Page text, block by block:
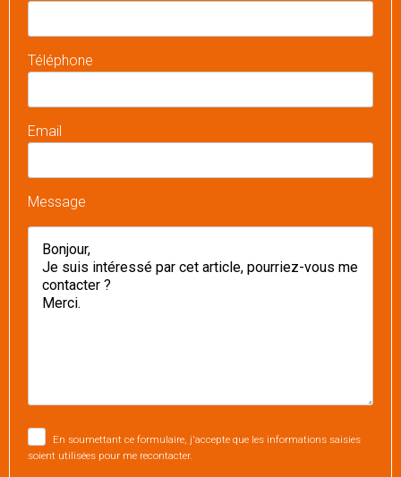
Téléphone
Email
Message
En soumettant ce formulaire, j'accepte que les informations saisies
soient utilisées pour me recontacter.